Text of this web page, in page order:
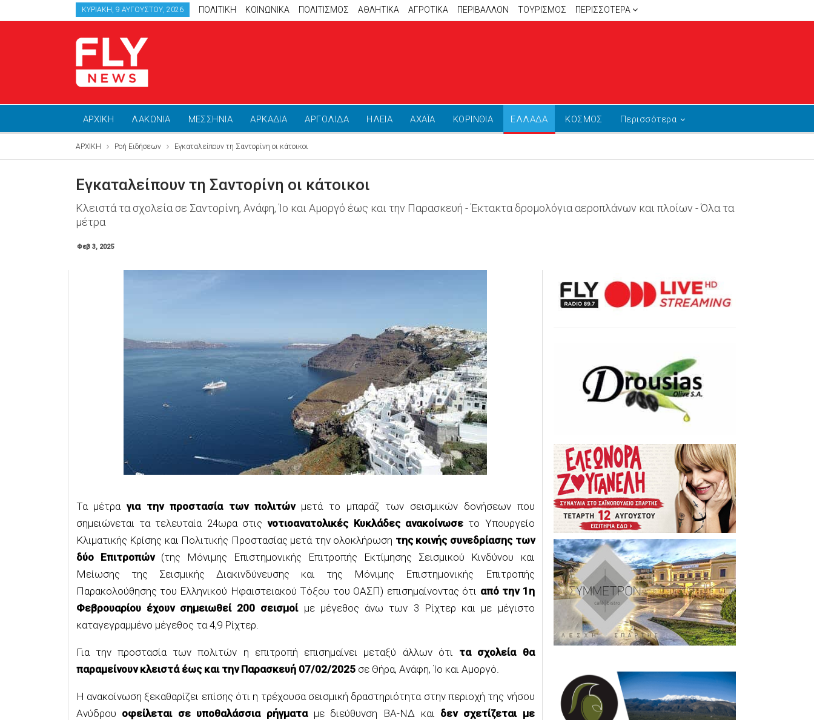
ΚΥΡΙΑΚΉ, 9 ΑΥΓΟΎΣΤΟΥ, 2026 ΠΟΛΙΤΙΚΗ ΚΟΙΝΩΝΙΚΑ ΠΟΛΙΤΙΣΜΟΣ ΑΘΛΗΤΙΚΆ ΑΓΡΟΤΙΚΑ ΠΕΡΙΒΑΛΛΟΝ ΤΟΥΡΙΣΜΟΣ ΠΕΡΙΣΣΌΤΕΡΑ
ΑΡΧΙΚΗ ΛΑΚΩΝΙΑ ΜΕΣΣΗΝΙΑ ΑΡΚΑΔΙΑ ΑΡΓΟΛΙΔΑ ΗΛΕΙΑ ΑΧΑΪΑ ΚΟΡΙΝΘΙΑ ΕΛΛΑΔΑ ΚΟΣΜΟΣ Περισσότερα
ΑΡΧΙΚΗ Ροή Ειδήσεων Εγκαταλείπουν τη Σαντορίνη οι κάτοικοι
Εγκαταλείπουν τη Σαντορίνη οι κάτοικοι
Κλειστά τα σχολεία σε Σαντορίνη, Ανάφη, Ίο και Αμοργό έως και την Παρασκευή - Έκτακτα δρομολόγια αεροπλάνων και πλοίων - Όλα τα
μέτρα
Φεβ 3, 2025
Τα μέτραγια την προστασία των πολιτώνμετά το μπαράζ των σεισμικών δονήσεων που
σημειώνεται τα τελευταία 24ωρα στιςνοτιοανατολικές Κυκλάδες ανακοίνωσε το Υπουργείο
Κλιματικής Κρίσης και Πολιτικής Προστασίας μετά την ολοκλήρωση της κοινής συνεδρίασης των
δύο Επιτροπών(της Μόνιμης Eπιστημονικής Eπιτροπής Εκτίμησης Σεισμικού Κινδύνου και
Μείωσης της Σεισμικής Διακινδύνευσης και της Μόνιμης Επιστημονικής Επιτροπής
Παρακολούθησης του Ελληνικού Ηφαιστειακού Τόξου του ΟΑΣΠ) επισημαίνοντας ότι από την 1η
Φεβρουαρίου έχουν σημειωθεί 200 σεισμοί με μέγεθος άνω των 3 Ρίχτερ και με μέγιστο
καταγεγραμμένο μέγεθος τα 4,9 Ρίχτερ.
Για την προστασία των πολιτών η επιτροπή επισημαίνει μεταξύ άλλων ότι τα σχολεία θα
παραμείνουν κλειστά έως και την Παρασκευή 07/02/2025σε Θήρα, Ανάφη, Ίο και Αμοργό.
Η ανακοίνωση ξεκαθαρίζει επίσης ότι η τρέχουσα σεισμική δραστηριότητα στην περιοχή της νήσου
Ανύδρου οφείλεται σε υποθαλάσσια ρήγματα με διεύθυνση ΒΑ-ΝΔ και δεν σχετίζεται με